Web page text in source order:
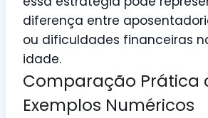
diferença entre
ou dificuldades financeiras
idade.
Comparação Prática
Exemplos Numéricos